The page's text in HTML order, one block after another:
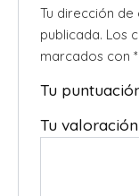
Tu dirección
publicada. Los
marcados con*
Tu
Tu